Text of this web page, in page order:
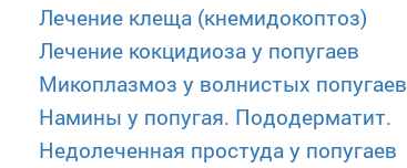
Лечение клеща (кнемидокоптоз)
Лечение кокцидиоза у попугаев
Микоплазмоз у волнистых попугаев
Намины у попугая. Пододерматит.
Недолеченная простуда у попугаев